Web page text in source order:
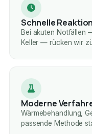
Schnelle Reaktion
Bei akuten Notfällen
Keller — rücken wir
Moderne
Wärmebehandlung,
passende Methode